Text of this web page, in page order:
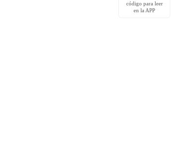
código para leer
en la APP